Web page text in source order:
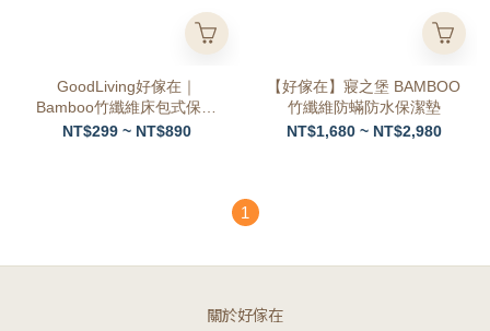
GoodLiving好傢在｜
Bamboo竹纖維床包式保潔
墊｜100%防水透氣
NT$299 ~ NT$890
【好傢在】寢之堡 BAMBOO
竹纖維防蟎防水保潔墊
NT$1,680 ~ NT$2,980
1
關於好傢在